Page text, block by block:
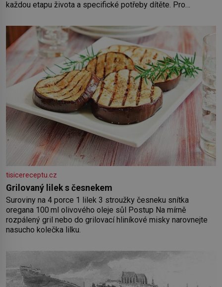
každou etapu života a specifické potřeby dítěte. Pro
by pokoj miminka měl působit především klidně a útulně.
Předškolní věk je
tisicereceptu.cz
Grilovaný lilek s česnekem
Suroviny na 4 porce 1 lilek 3 stroužky česneku snítka
oregana 100 ml olivového oleje sůl Postup Na mírně
rozpálený gril nebo do grilovací hliníkové misky narovnejte
nasucho kolečka lilku.